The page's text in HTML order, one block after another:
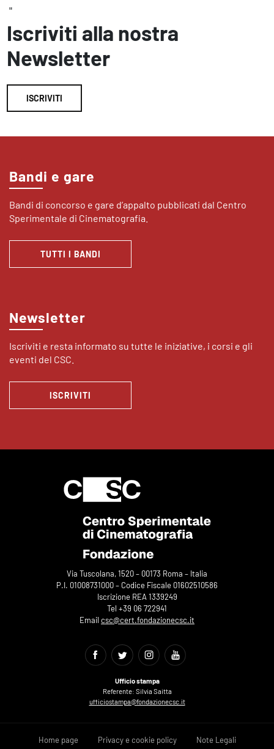
"
Iscriviti alla nostra
Newsletter
ISCRIVITI
Bandi e gare
Bandi di concorso e gare d’appalto pubblicati dal Centro
Sperimentale di Cinematografia.
TUTTI I BANDI
Newsletter
Iscriviti e resta informato su tutte le iniziative, i corsi e gli
eventi del CSC.
ISCRIVITI
Via Tuscolana, 1520 – 00173 Roma – Italia
P.I. 01008731000 – Codice Fiscale 01602510586
Iscrizione REA 1339249
Tel +39 06 722941
Email csc@cert.fondazionecsc.it
Ufficio stampa
Referente: Silvia Saitta
ufficiostampa@fondazionecsc.it
Home page Privacy e cookie policy Note Legali